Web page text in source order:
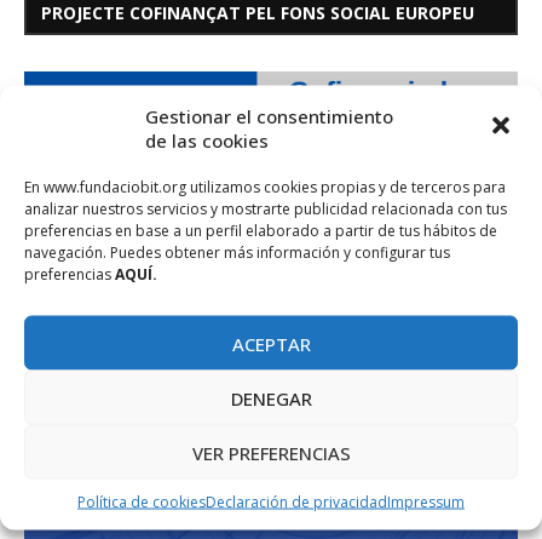
Gestionar el consentimiento
de las cookies
En www.fundaciobit.org utilizamos cookies propias y de terceros para
analizar nuestros servicios y mostrarte publicidad relacionada con tus
preferencias en base a un perfil elaborado a partir de tus hábitos de
navegación. Puedes obtener más información y configurar tus
preferenciasAQUÍ.
ACEPTAR
DENEGAR
VER PREFERENCIAS
Política de cookiesDeclaración de privacidadImpressum
PROJECTE COFINANÇAT PEL FONS SOCIAL EUROPEU